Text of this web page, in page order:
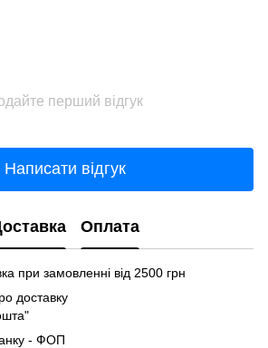
перший відгук
Написати відгук
Оплата
при замовленні від 2500 грн
доставку
- ФОП